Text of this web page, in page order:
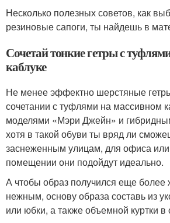
Несколько полезных советов, как
резиновые сапоги, ты найдешь в
Сочетай тонкие гетры с
каблуке
Не менее эффектно шерстяные
сочетании с туфлями на массивном
моделями «Мэри Джейн» и
хотя в такой обуви ты вряд ли
заснеженным улицам, для офиса
помещении они подойдут идеально.
А чтобы образ получился еще
нежным, основу образа составь из
или юбки, а также объемной куртки в